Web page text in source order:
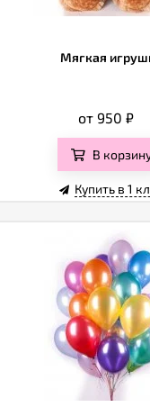
Мягкая
от 950 ₽
В
Купить в 1